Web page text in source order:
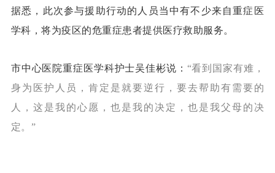
据悉，此次参与援助行动的人员当中有不少来自重症医
学科，将为疫区的危重症患者提供医疗救助服务。
市中心医院重症医学科护士吴佳彬说： “看到国家有难，
身为医护人员
，肯定是就要逆行， 要去帮助有需要的
人， 这是我的心愿， 也是我的决定， 也是我父母的决
定。”